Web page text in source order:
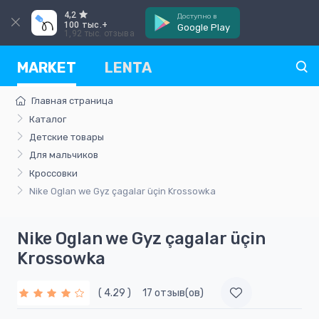
4,2
100 тыс.+
1,92 тыс. отзыва
Доступно в
Google Play
MARKET LENTA
Главная страница
Каталог
Детские товары
Для мальчиков
Кроссовки
Nike Oglan we Gyz çagalar üçin Krossowka
Nike Oglan we Gyz çagalar üçin
Krossowka
( 4.29 ) 17 отзыв(ов)